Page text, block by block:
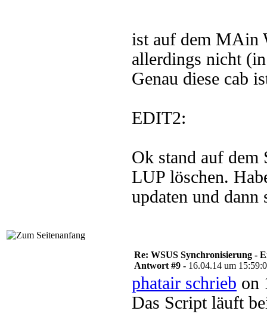
ist auf dem MAin
allerdings nicht
Genau diese cab
EDIT2:
Ok stand auf dem
LUP löschen.
updaten und
Re: WSUS Synchronisierung -
Antwort #9 - 16.04.14 um
phatair schrieb on
Das Script läuft